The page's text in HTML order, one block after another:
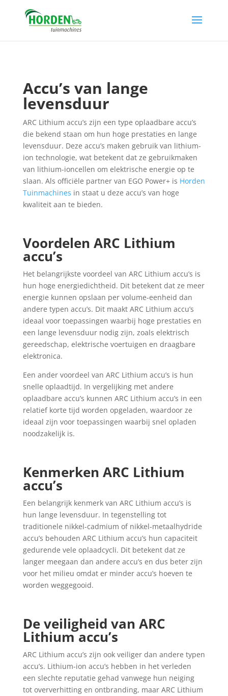
Accu’s van lange
levensduur
ARC Lithium accu’s zijn een type oplaadbare accu’s
die bekend staan om hun hoge prestaties en lange
levensduur. Deze accu’s maken gebruik van lithium-
ion technologie, wat betekent dat ze gebruikmaken
van lithium-ioncellen om elektrische energie op te
slaan. Als officiële partner van EGO Power+ is Horden
Tuinmachines in staat u deze accu’s van hoge
kwaliteit aan te bieden.
Voordelen ARC Lithium
accu’s
Het belangrijkste voordeel van ARC Lithium accu’s is
hun hoge energiedichtheid. Dit betekent dat ze meer
energie kunnen opslaan per volume-eenheid dan
andere typen accu’s. Dit maakt ARC Lithium accu’s
ideaal voor toepassingen waarbij hoge prestaties en
een lange levensduur nodig zijn, zoals elektrisch
gereedschap, elektrische voertuigen en draagbare
elektronica.
Een ander voordeel van ARC Lithium accu’s is hun
snelle oplaadtijd. In vergelijking met andere
oplaadbare accu’s kunnen ARC Lithium accu’s in een
relatief korte tijd worden opgeladen, waardoor ze
ideaal zijn voor toepassingen waarbij snel opladen
noodzakelijk is.
Kenmerken ARC Lithium
accu’s
Een belangrijk kenmerk van ARC Lithium accu’s is
hun lange levensduur. In tegenstelling tot
traditionele nikkel-cadmium of nikkel-metaalhydride
accu’s behouden ARC Lithium accu’s hun capaciteit
gedurende vele oplaadcycli. Dit betekent dat ze
langer meegaan dan andere accu’s en dus beter zijn
voor het milieu omdat er minder accu’s hoeven te
worden weggegooid.
De veiligheid van ARC
Lithium accu’s
ARC Lithium accu’s zijn ook veiliger dan andere typen
accu’s. Lithium-ion accu’s hebben in het verleden
een slechte reputatie gehad vanwege hun neiging
tot oververhitting en ontbranding, maar ARC Lithium